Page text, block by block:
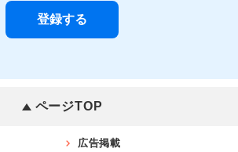
ページTOP
広告掲載